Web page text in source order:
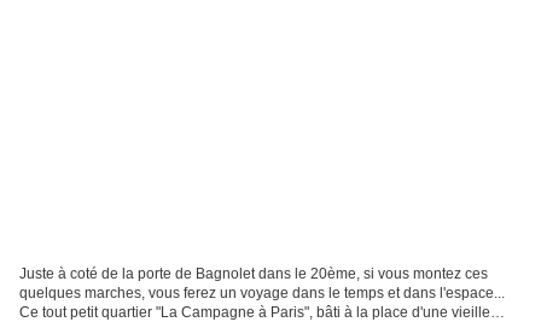
Juste à coté de la porte de Bagnolet dans le 20ème, si vous montez ces
quelques marches, vous ferez un voyage dans le temps et dans l'espace...
Ce tout petit quartier "La Campagne à Paris", bâti à la place d'une vieille